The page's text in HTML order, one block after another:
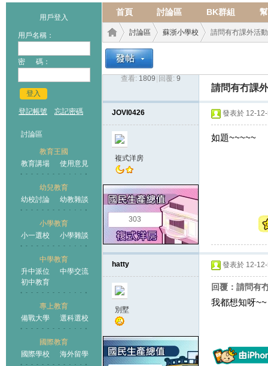
用戶登入
用戶名稱：
密 碼：
登入
登記帳號 忘記密碼
討論區
教育王國
教育講場
使用意見
幼兒教育
幼校討論
幼教雜談
小學教育
小一選校
小學雜談
中學教育
升中派位
中學交流
初中教育
專上教育
備戰大學
選科選校
國際教育
國際學校
海外留學
首頁 討論區 BK群組
王國
討論區
›
蘇浙小學校 請問有冇課外活
查看: 1809 回覆: 9
請問有冇課
JOVI0426
複式洋房
303
發表於 12-
如題~~~~~
hatty
別墅
發表於 12-
回覆：請問有
我都想知呀~~